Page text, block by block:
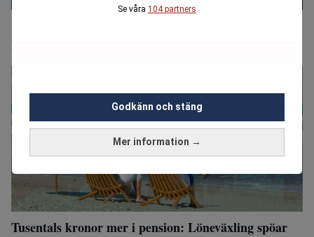
Se våra 104 partners
Mer information →
Godkänn och stäng
ISK: Höjd skatt med 1 017 kronor – om du har så
här mycket
Tusentals kronor mer i pension: Löneväxling spöar